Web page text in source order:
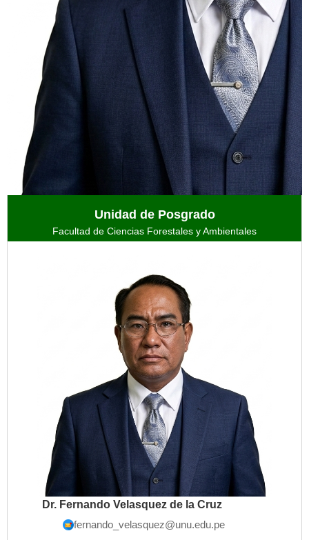
Unidad de Posgrado
Facultad de Ciencias Forestales y Ambientales
Dr. Fernando Velasquez de la Cruz
fernando_velasquez@unu.edu.pe